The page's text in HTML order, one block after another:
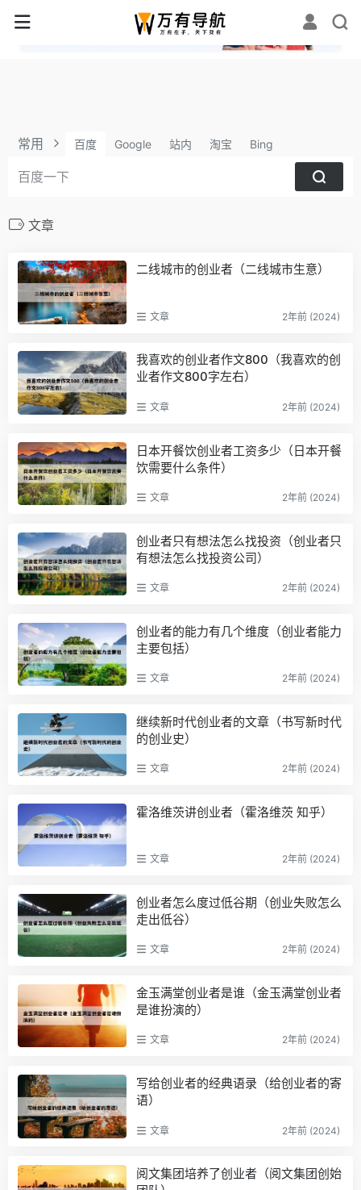
✕
常用 百度 Google 站内 淘宝 Bing
文章
二线城市的创业者（二线城市生意）
文章 2年前 (2024)
我喜欢的创业者作文800（我喜欢的创
业者作文800字左右）
文章 2年前 (2024)
日本开餐饮创业者工资多少（日本开餐
饮需要什么条件）
文章 2年前 (2024)
创业者只有想法怎么找投资（创业者只
有想法怎么找投资公司）
文章 2年前 (2024)
创业者的能力有几个维度（创业者能力
主要包括）
文章 2年前 (2024)
继续新时代创业者的文章（书写新时代
的创业史）
文章 2年前 (2024)
霍洛维茨讲创业者（霍洛维茨 知乎）
文章 2年前 (2024)
创业者怎么度过低谷期（创业失败怎么
走出低谷）
文章 2年前 (2024)
金玉满堂创业者是谁（金玉满堂创业者
是谁扮演的）
文章 2年前 (2024)
写给创业者的经典语录（给创业者的寄
语）
文章 2年前 (2024)
阅文集团培养了创业者（阅文集团创始